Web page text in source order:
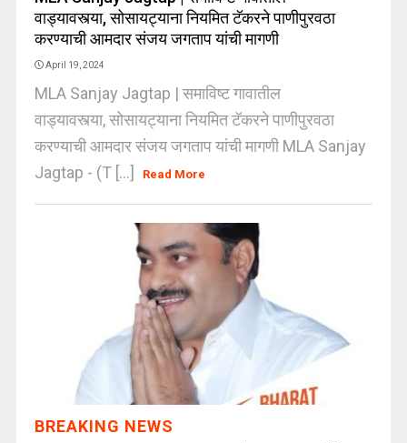
वाड्यावस्त्या, सोसायट्याना नियमित टॅकरने पाणीपुरवठा
करण्याची आमदार संजय जगताप यांची मागणी
April 19, 2024
MLA Sanjay Jagtap | समाविष्ट गावातील
वाड्यावस्त्या, सोसायट्याना नियमित टॅकरने पाणीपुरवठा
करण्याची आमदार संजय जगताप यांची मागणी MLA Sanjay
Jagtap - (T [...]
Read More
BREAKING NEWS